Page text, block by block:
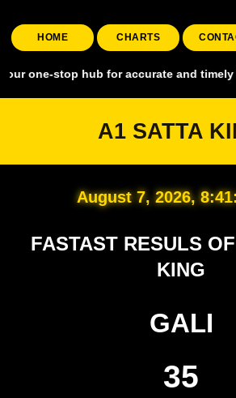
HOME CHARTS
hub for accurate and timely Delhi
A1 SATTA
August 7, 2026,
FASTAST RESULS
KING
GALI
35